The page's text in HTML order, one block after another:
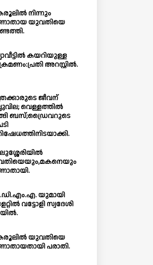
നിന്നും
യുവതിയെ
കയറിയുള്ള
അറസ്റ്റിൽ.
ജീവന്
വെള്ളത്തിൽ
ബസ്;ഡ്രൈവറുടെ
യുമായി
വട്ടോളി സ്വദേശി
യുവതിയെ
പരാതി.